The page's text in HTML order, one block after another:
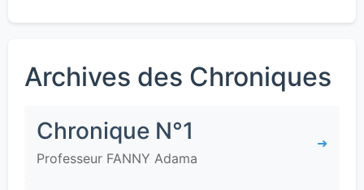
Archives des Chroniques
Chronique N°1
Professeur FANNY Adama
➜